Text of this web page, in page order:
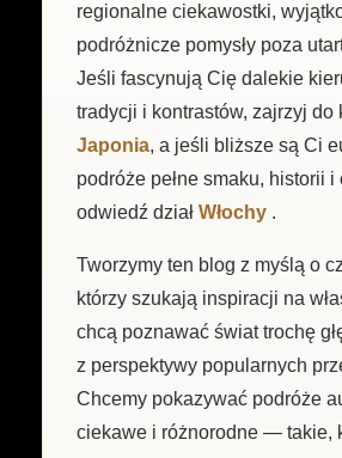
regionalne ciekawostki,
podróżnicze pomysły poza
Jeśli fascynują Cię dalekie
tradycji i kontrastów, zajrzyj do
Japonia, a jeśli bliższe są Ci
podróże pełne smaku, historii i
odwiedź dział Włochy .
Tworzymy ten blog z myślą o
którzy szukają inspiracji na
chcą poznawać świat trochę
z perspektywy popularnych
Chcemy pokazywać podróże
ciekawe i różnorodne — takie,